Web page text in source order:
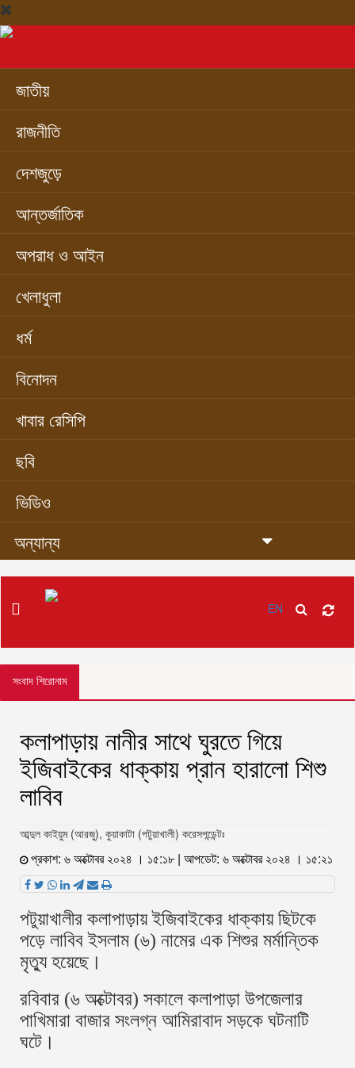
জাতীয়
রাজনীতি
দেশজুড়ে
আন্তর্জাতিক
অপরাধ ও আইন
খেলাধুলা
ধর্ম
বিনোদন
খাবার রেসিপি
ছবি
ভিডিও
অন্যান্য
EN
সংবাদ শিরোনাম
কলাপাড়ায় নানীর সাথে ঘুরতে গিয়ে
ইজিবাইকের ধাক্কায় প্রান হারালো শিশু
লাবিব
আব্দুল কাইয়ুম (আরজু), কুয়াকাটা (পটুয়াখালী) করেসপন্ডেন্টঃ
প্রকাশ: ৬ অক্টোবর ২০২৪ । ১৫:১৮ | আপডেট: ৬ অক্টোবর ২০২৪ । ১৫:২১
পটুয়াখালীর কলাপাড়ায় ইজিবাইকের ধাক্কায় ছিটকে
পড়ে লাবিব ইসলাম (৬) নামের এক শিশুর মর্মান্তিক
মৃত্যু হয়েছে।
রবিবার (৬ অক্টোবর) সকালে কলাপাড়া উপজেলার
পাখিমারা বাজার সংলগ্ন আমিরাবাদ সড়কে ঘটনাটি
ঘটে।